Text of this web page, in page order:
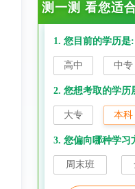
测一测 看您适
1. 您目前的学历是:
高中 中专
2. 您想考取的学历
大专 本科
3. 您偏向哪种学习
周末班